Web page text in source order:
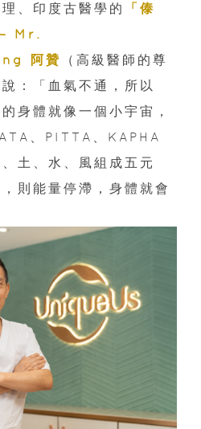
、印度古醫學的
「傣
Mr.
阿贊
（高級醫師的尊
：「血氣不通，所以
身體就像一個小宇宙，
、PITTA、KAPHA
土、水、風組成五元
則能量停滯，身體就會